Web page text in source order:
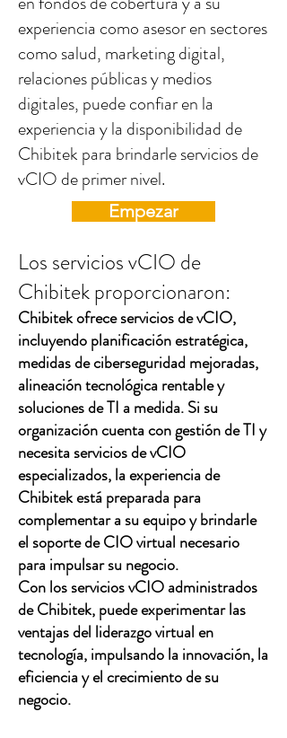
experiencia como asesor en sectores
como salud, marketing digital,
relaciones públicas y medios
digitales, puede confiar en la
experiencia y la disponibilidad de
Chibitek para brindarle servicios de
vCIO de primer nivel.
Empezar
Los servicios vCIO de
Chibitek proporcionaron:
Chibitek ofrece servicios de vCIO,
incluyendo planificación estratégica,
medidas de ciberseguridad mejoradas,
alineación tecnológica rentable y
soluciones de TI a medida. Si su
organización cuenta con gestión de TI y
necesita servicios de vCIO
especializados, la experiencia de
Chibitek está preparada para
complementar a su equipo y brindarle
el soporte de CIO virtual necesario
para impulsar su negocio.
Con los servicios vCIO administrados
de Chibitek, puede experimentar las
ventajas del liderazgo virtual en
tecnología, impulsando la innovación, la
eficiencia y el crecimiento de su
negocio.